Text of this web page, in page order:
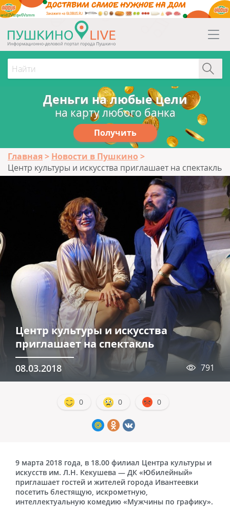
erid:2Vtzqw6Vsmm
Деньги на любые цели
на карту любого банка
Получить
Главная
Новости в Пушкино
Центр культуры и искусства приглашает на спектакль
Центр культуры и искусства
приглашает на спектакль
08.03.2018 791
0 0 0
9 марта 2018 года, в 18.00 филиал Центра культуры и
искусств им. Л.Н. Кекушева — ДК «Юбилейный»
приглашает гостей и жителей города Ивантеевки
посетить блестящую, искрометную,
интеллектуальную комедию «Мужчины по графику».